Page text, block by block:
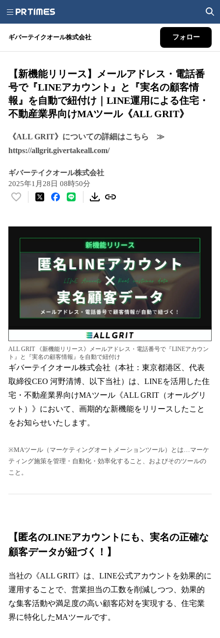
ギバーテイクオール株式会社 フォロー
【新機能リリース】メールアドレス・電話番
号で『LINEアカウント』と『実名の顧客情
報』を自動で紐付け｜LINE運用による住宅・
不動産業界向けMAツール《ALL GRIT》
《ALL GRIT》についての詳細はこちら ≫
https://allgrit.givertakeall.com/
ギバーテイクオール株式会社
2025年1月28日 08時50分
い
を
み
中
ALL GRIT 《新機能リリース》メールアドレス・電話番号で『LINEアカウン
ト』と『実名の顧客情報』を自動で紐付け
ギバーテイクオール株式会社（本社：東京都港区、代表
取締役CEO 河野清博、以下当社）は、LINEを活用した住
宅・不動産業界向けMAツール《ALL GRIT（オールグリ
ット）》において、画期的な新機能をリリースしたこと
をお知らせいたします。
※MAツール（マーケティングオートメーションツール）とは…マーケ
ティング施策を管理・自動化・効率化すること、およびそのツールの
こと。
【匿名のLINEアカウントにも、実名の正確な
顧客データが紐づく！】
当社の《ALL GRIT》は、LINE公式アカウントを効果的に
運用することで、営業担当の工数を削減しつつ、効果的
な集客活動や満足度の高い顧客応対を実現する、住宅業
界に特化したMAツールです。